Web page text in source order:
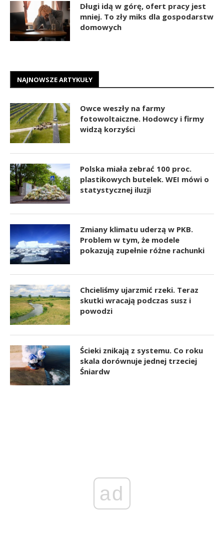
Długi idą w górę, ofert pracy jest
mniej. To zły miks dla gospodarstw
domowych
NAJNOWSZE ARTYKUŁY
Owce weszły na farmy
fotowoltaiczne. Hodowcy i firmy
widzą korzyści
Polska miała zebrać 100 proc.
plastikowych butelek. WEI mówi o
statystycznej iluzji
Zmiany klimatu uderzą w PKB.
Problem w tym, że modele
pokazują zupełnie różne rachunki
Chcieliśmy ujarzmić rzeki. Teraz
skutki wracają podczas susz i
powodzi
Ścieki znikają z systemu. Co roku
skala dorównuje jednej trzeciej
Śniardw
ad